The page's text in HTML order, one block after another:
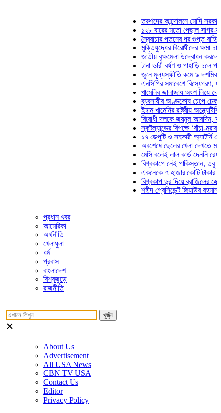
তরুণদের আন্দোলনে মোদি সরকার দুর্বল
১২৮ বারের মতো পেছাল সাগর-রুনি
স্বৈরাচার পতনের পর গুপ্ত বাহিনীর
মুক্তিযুদ্ধের বিরোধীদের ক্ষমা চাইতে
জাতীয় বৃক্ষমেলা উদ্বোধন করলেন
টানা ভারী বর্ষণ ও পাহাড়ি ঢলে
জুনে মূল্যস্ফীতি কমে ৯ দশমিক ১৬
এনসিপির সমাবেশে বিস্ফোরণ,
খামেনির জানাজায় অংশ নিয়ে দেশে
ব্যবসায়ীর অণ্ডকোষ চেপে চেক-
ইমাম খামেনির রাষ্ট্রীয়
বিরোধী দলকে জয়নুল আবদিন,
স্কটল্যান্ডের বিপক্ষে ‘বাঁচা-মরার
১৭ ডেপুটি ও সহকারী অ্যাটর্নি
অবশেষে ছেলের খেলা দেখতে মাঠে
মেসি বলেই লাল কার্ড দেননি রেফারি!
বিশ্বকাপে নেই পাকিস্তান, তবু
একনেকে ৭ হাজার কোটি টাকার ৫
বিশ্বকাপ ড্র দিয়ে ব্রাজিলের হেক্সা
শহীদ প্রেসিডেন্ট জিয়াউর রহমান
প্রধান খবর
আমেরিকা
অর্থনীতি
খেলাধুলা
ধর্ম
প্রবাস
বাংলাদেশ
বিশ্বজুড়ে
রাজনীতি
খুজুঁন
About Us
Advertisement
All USA News
CBN TV USA
Contact Us
Editor
Privacy Policy